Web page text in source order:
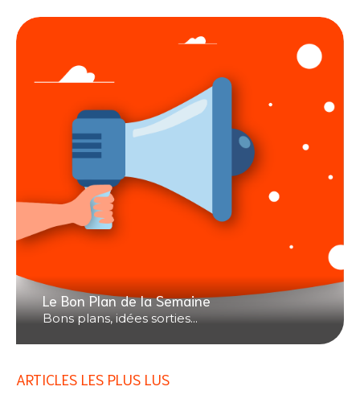
Le Bon Plan de la Semaine
Bons plans, idées sorties...
ARTICLES LES PLUS LUS